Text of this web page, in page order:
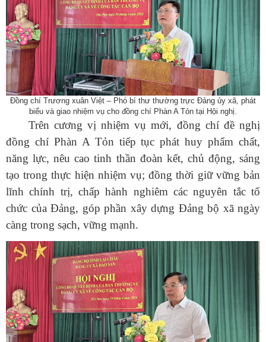
Đồng chí Trương xuân Việt – Phó bí thư thường trực Đảng ủy xã, phát
biểu và giao nhiệm vụ cho đồng chí Phàn A Tỏn tại Hội nghị.
Trên cương vị nhiệm vụ mới, đồng chí đề nghị
đồng chí Phàn A Tỏn tiếp tục phát huy phẩm chất,
năng lực, nêu cao tinh thần đoàn kết, chủ động, sáng
tạo trong thực hiện nhiệm vụ; đồng thời giữ vững bản
lĩnh chính trị, chấp hành nghiêm các nguyên tắc tổ
chức của Đảng, góp phần xây dựng Đảng bộ xã ngày
càng trong sạch, vững mạnh.